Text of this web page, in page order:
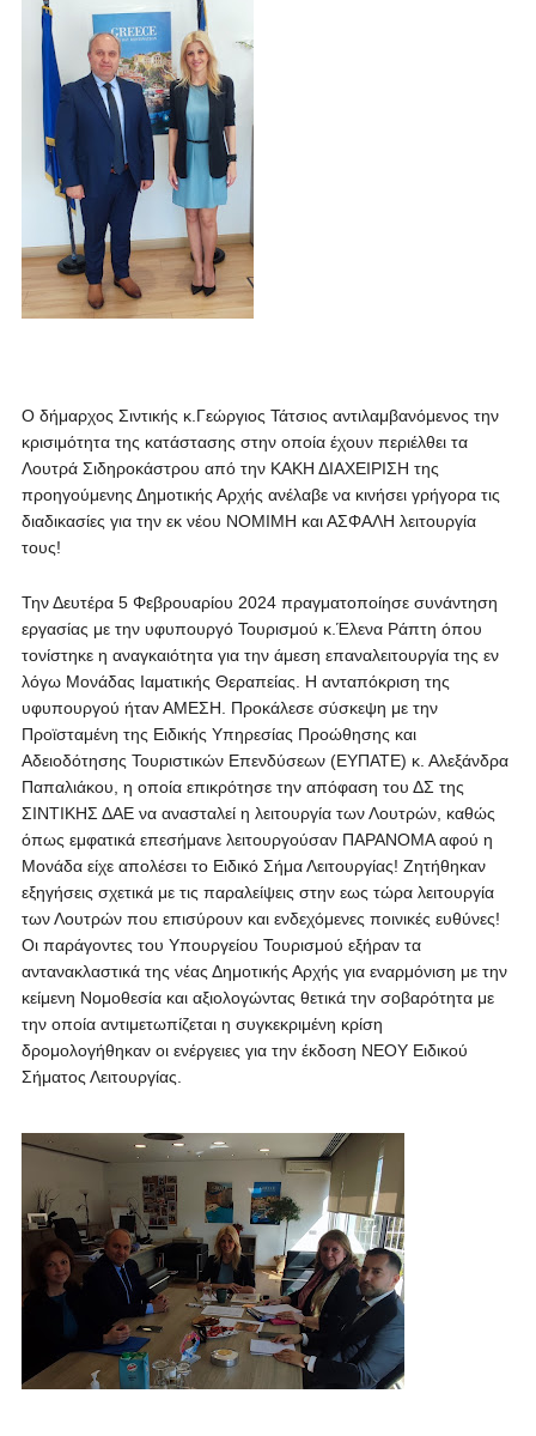
Ο δήμαρχος Σιντικής κ.Γεώργιος Τάτσιος αντιλαμβανόμενος την
κρισιμότητα της κατάστασης στην οποία έχουν περιέλθει τα
Λουτρά Σιδηροκάστρου από την ΚΑΚΗ ΔΙΑΧΕΙΡΙΣΗ της
προηγούμενης Δημοτικής Αρχής ανέλαβε να κινήσει γρήγορα τις
διαδικασίες για την εκ νέου ΝΟΜΙΜΗ και ΑΣΦΑΛΗ λειτουργία
τους!
Την Δευτέρα 5 Φεβρουαρίου 2024 πραγματοποίησε συνάντηση
εργασίας με την υφυπουργό Τουρισμού κ.Έλενα Ράπτη όπου
τονίστηκε η αναγκαιότητα για την άμεση επαναλειτουργία της εν
λόγω Μονάδας Ιαματικής Θεραπείας. Η ανταπόκριση της
υφυπουργού ήταν ΑΜΕΣΗ. Προκάλεσε σύσκεψη με την
Προϊσταμένη της Ειδικής Υπηρεσίας Προώθησης και
Αδειοδότησης Τουριστικών Επενδύσεων (ΕΥΠΑΤΕ) κ. Αλεξάνδρα
Παπαλιάκου, η οποία επικρότησε την απόφαση του ΔΣ της
ΣΙΝΤΙΚΗΣ ΔΑΕ να ανασταλεί η λειτουργία των Λουτρών, καθώς
όπως εμφατικά επεσήμανε λειτουργούσαν ΠΑΡΑΝΟΜΑ αφού η
Μονάδα είχε απολέσει το Ειδικό Σήμα Λειτουργίας! Ζητήθηκαν
εξηγήσεις σχετικά με τις παραλείψεις στην εως τώρα λειτουργία
των Λουτρών που επισύρουν και ενδεχόμενες ποινικές ευθύνες!
Οι παράγοντες του Υπουργείου Τουρισμού εξήραν τα
αντανακλαστικά της νέας Δημοτικής Αρχής για εναρμόνιση με την
κείμενη Νομοθεσία και αξιολογώντας θετικά την σοβαρότητα με
την οποία αντιμετωπίζεται η συγκεκριμένη κρίση
δρομολογήθηκαν οι ενέργειες για την έκδοση ΝΕΟΥ Ειδικού
Σήματος Λειτουργίας.